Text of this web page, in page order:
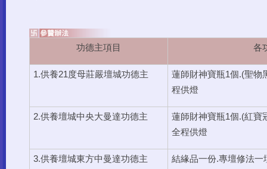
功德主項目 各
1.供養21度母莊嚴壇城功德主
蓮師財神寶瓶1個.(聖物
程供燈
2.供養壇城中央大曼達功德主
蓮師財神寶瓶1個.(紅寶
全程供燈
3.供養壇城東方中曼達功德主 結緣品一份.專壇修法一